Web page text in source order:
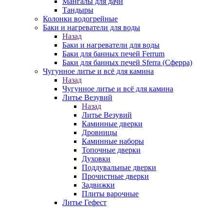
Тандыры
Колонки водогрейные
Баки и нагреватели для воды
Назад
Баки и нагреватели для воды
Баки для банных печей Ferrum
Баки для банных печей Sferra (Сферра)
Чугунное литье и всё для камина
Назад
Чугунное литье и всё для камина
Литье Везувий
Назад
Литье Везувий
Каминные дверки
Дровницы
Каминные наборы
Топочные дверки
Духовки
Поддувальные дверки
Прочистные дверки
Задвижки
Плиты варочные
Литье Гефест